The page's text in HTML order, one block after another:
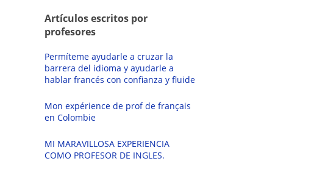
Artículos escritos por
profesores
Permíteme ayudarle a cruzar la
barrera del idioma y ayudarle a
hablar francés con confianza y fluide
Mon expérience de prof de français
en Colombie
MI MARAVILLOSA EXPERIENCIA
COMO PROFESOR DE INGLES.